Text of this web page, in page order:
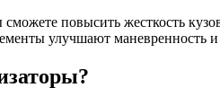
повысить жесткость
улучшают маневренность и